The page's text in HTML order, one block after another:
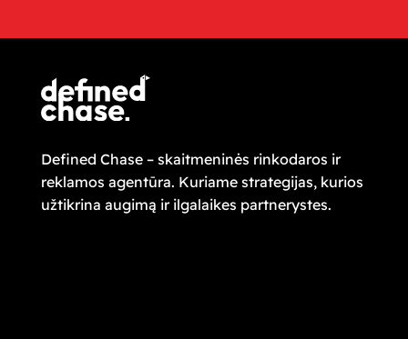
Defined Chase – skaitmeninės rinkodaros ir
reklamos agentūra. Kuriame strategijas, kurios
užtikrina augimą ir ilgalaikes partnerystes.